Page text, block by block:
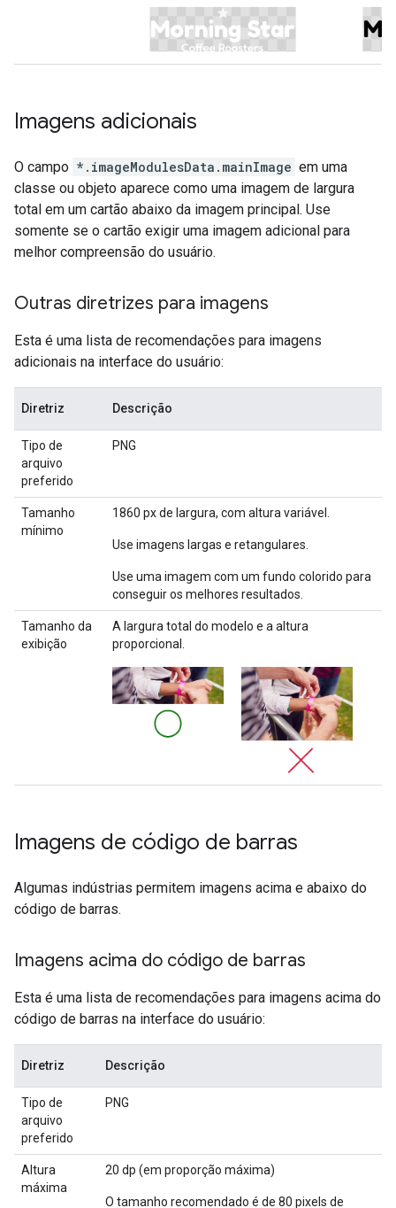
Imagens adicionais
O campo *.imageModulesData.mainImage em uma
classe ou objeto aparece como uma imagem de largura
total em um cartão abaixo da imagem principal. Use
somente se o cartão exigir uma imagem adicional para
melhor compreensão do usuário.
Outras diretrizes para imagens
Esta é uma lista de recomendações para imagens
adicionais na interface do usuário:
Diretriz Descrição
Tipo de
arquivo
preferido
PNG
Tamanho
mínimo
1860 px de largura, com altura variável.
Use imagens largas e retangulares.
Use uma imagem com um fundo colorido para
conseguir os melhores resultados.
Tamanho da
exibição
A largura total do modelo e a altura
proporcional.
Imagens de código de barras
Algumas indústrias permitem imagens acima e abaixo do
código de barras.
Imagens acima do código de barras
Esta é uma lista de recomendações para imagens acima do
código de barras na interface do usuário:
Diretriz Descrição
Tipo de
arquivo
preferido
PNG
Altura
máxima
20 dp (em proporção máxima)
O tamanho recomendado é de 80 pixels de